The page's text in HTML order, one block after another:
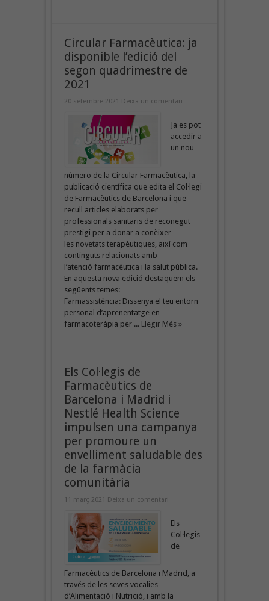
Circular Farmacèutica: ja
disponible l’edició del
segon quadrimestre de
2021
20 setembre 2021 Deixa un comentari
Ja es pot
accedir a
un nou
número de la Circular Farmacèutica, la
publicació científica que edita el Col·legi
de Farmacèutics de Barcelona i que
recull articles elaborats per
professionals sanitaris de reconegut
prestigi per a donar a conèixer
les novetats terapèutiques, així com
continguts relacionats amb
l’atenció farmacèutica i la salut pública.
En aquesta nova edició destaquem els
següents temes:
Farmassistència: Dissenya el teu entorn
personal d’aprenentatge en
farmacoteràpia per ... Llegir Més »
Els Col·legis de
Farmacèutics de
Barcelona i Madrid i
Nestlé Health Science
impulsen una campanya
per promoure un
envelliment saludable des
de la farmàcia
comunitària
11 març 2021 Deixa un comentari
Els
Col·legis
de
Farmacèutics de Barcelona i Madrid, a
través de les seves vocalies
d’Alimentació i Nutrició, i amb la